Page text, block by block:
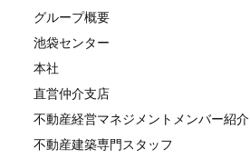
グループ概要
池袋センター
本社
直営仲介支店
不動産経営マネジメントメンバー紹介
不動産建築専門スタッフ